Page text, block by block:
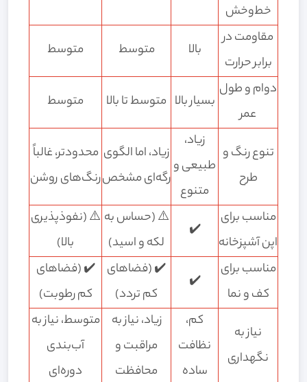
خط‌وخش
مقاومت در
برابر حرارت
بالا متوسط متوسط
دوام و طول
عمر
بسیار بالا متوسط تا بالا متوسط
تنوع رنگ و
طرح
زیاد،
طبیعی و
متنوع
زیاد، اما الگوی
رگه‌ای مشخص
محدودتر، غالباً
رنگ‌های روشن
مناسب برای
اپن آشپزخانه
✔️
⚠️ (حساس به
لکه و اسید)
⚠️ (نفوذپذیری
بالا)
مناسب برای
کف و نما
✔️
✔️ (فضاهای
کم تردد)
✔️ (فضاهای
کم رطوبت)
نیاز به
نگهداری
کم،
نظافت
ساده
زیاد، نیاز به
مراقبت و
محافظت
متوسط، نیاز به
آب‌بندی
دوره‌ای